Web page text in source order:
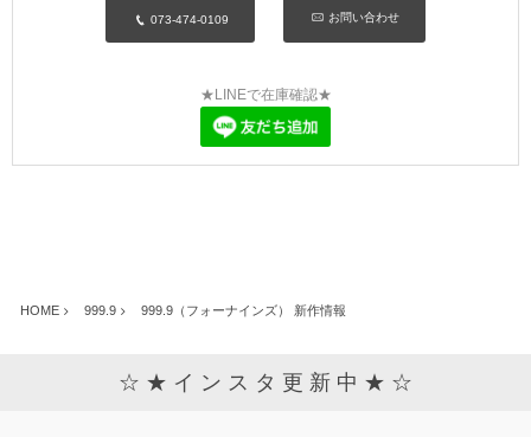
073-474-0109 お問い合わせ
★LINEで在庫確認★
HOME 999.9 999.9（フォーナインズ） 新作情報
☆ ★ イ ン ス タ 更 新 中 ★ ☆